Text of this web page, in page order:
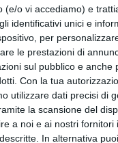
(e/o vi accediamo) e
identificativi unici e
per
le prestazioni di
sul pubblico e anche
Con la tua
utilizzare dati precisi di
la scansione del
a noi e ai nostri fornitori
In alternativa
CLICCA PER COMMETARE